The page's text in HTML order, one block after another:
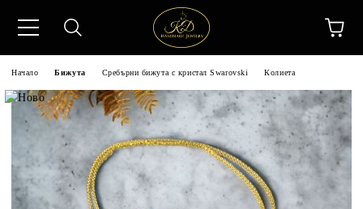
Начало Бижута Сребърни бижута с кристал Swarovski Колиета